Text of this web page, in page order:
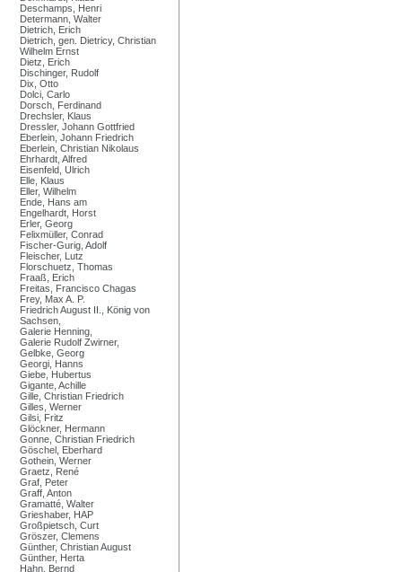
Deschamps, Henri
Determann, Walter
Dietrich, Erich
Dietrich, gen. Dietricy, Christian
Wilhelm Ernst
Dietz, Erich
Dischinger, Rudolf
Dix, Otto
Dolci, Carlo
Dorsch, Ferdinand
Drechsler, Klaus
Dressler, Johann Gottfried
Eberlein, Johann Friedrich
Eberlein, Christian Nikolaus
Ehrhardt, Alfred
Eisenfeld, Ulrich
Elle, Klaus
Eller, Wilhelm
Ende, Hans am
Engelhardt, Horst
Erler, Georg
Felixmüller, Conrad
Fischer-Gurig, Adolf
Fleischer, Lutz
Florschuetz, Thomas
Fraaß, Erich
Freitas, Francisco Chagas
Frey, Max A. P.
Friedrich August II., König von
Sachsen,
Galerie Henning,
Galerie Rudolf Zwirner,
Gelbke, Georg
Georgi, Hanns
Giebe, Hubertus
Gigante, Achille
Gille, Christian Friedrich
Gilles, Werner
Gilsi, Fritz
Glöckner, Hermann
Gonne, Christian Friedrich
Göschel, Eberhard
Gothein, Werner
Graetz, René
Graf, Peter
Graff, Anton
Gramatté, Walter
Grieshaber, HAP
Großpietsch, Curt
Gröszer, Clemens
Günther, Christian August
Günther, Herta
Hahn, Bernd